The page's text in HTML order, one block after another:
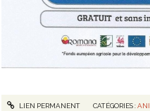
LIEN PERMANENT CATÉGORIES :